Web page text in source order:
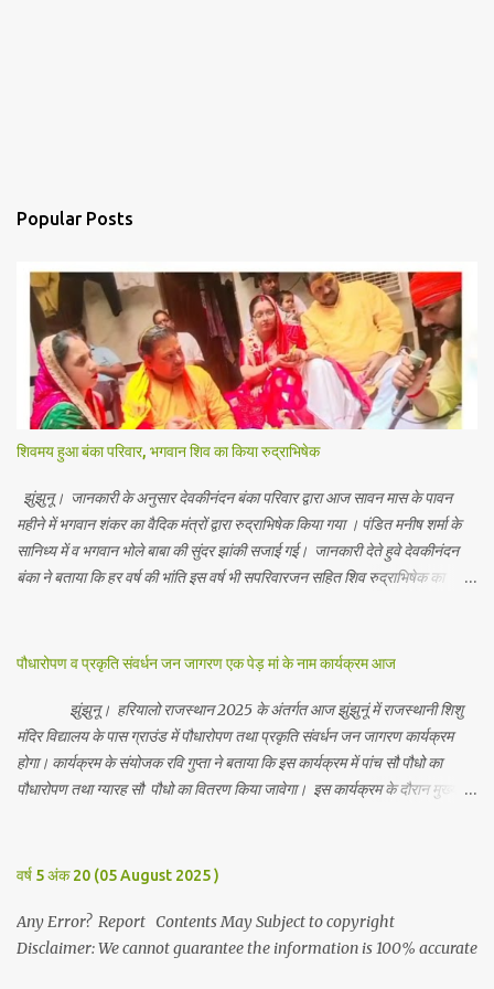
Popular Posts
शिवमय हुआ बंका परिवार, भगवान शिव का किया रुद्राभिषेक
झुंझुनू। जानकारी के अनुसार देवकीनंदन बंका परिवार द्वारा आज सावन मास के पावन
महीने में भगवान शंकर का वैदिक मंत्रों द्वारा रुद्राभिषेक किया गया । पंडित मनीष शर्मा के
सानिध्य में व भगवान भोले बाबा की सुंदर झांकी सजाई गई। जानकारी देते हुवे देवकीनंदन
बंका ने बताया कि हर वर्ष की भांति इस वर्ष भी सपरिवारजन सहित शिव रुद्राभिषेक का
भाविक, लाडो, मीना, रेनू, निर्मला, दीक्षा, मनीषा आदि सभी परिवार जन उपस्थित रहे।
guarantee the information is 100% accurate
पौधारोपण व प्रकृति संवर्धन जन जागरण एक पेड़ मां के नाम कार्यक्रम आज
झुंझुनू। हरियालो राजस्थान 2025 के अंतर्गत आज झुंझुनूं में राजस्थानी शिशु
मंदिर विद्यालय के पास ग्राउंड में पौधारोपण तथा प्रकृति संवर्धन जन जागरण कार्यक्रम
होगा। कार्यक्रम के संयोजक रवि गुप्ता ने बताया कि इस कार्यक्रम में पांच सौ पौधो का
पौधारोपण तथा ग्यारह सौ पौधो का वितरण किया जावेगा। इस कार्यक्रम के दौरान मुख्य
उपस्थित रहेंगे। Contents May Subject to copyright Disclaimer: We
वर्ष 5 अंक 20 (05 August 2025 )
Any Error? Report Contents May Subject to copyright
Disclaimer: We cannot guarantee the information is 100% accurate